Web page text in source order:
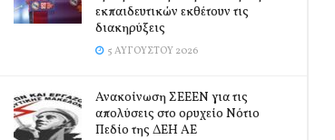
εκπαιδευτικών εκθέτουν τις
διακηρύξεις
5 ΑΥΓΟΎΣΤΟΥ 2026
Ανακοίνωση ΣΕΕΕΝ για τις
απολύσεις στο ορυχείο Νότιο
Πεδίο της ΔΕΗ ΑΕ